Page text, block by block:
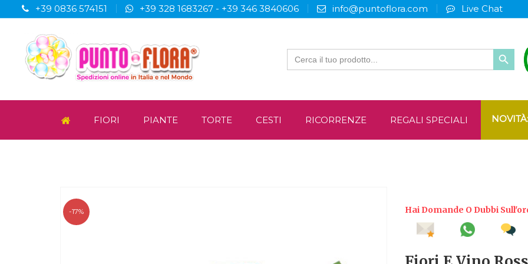
+39 0836 574151 +39 328 1683267 - +39 346 3840606 info@puntoflora.com Live Chat
Search
for:
FIORI PIANTE TORTE CESTI RICORRENZE REGALI SPECIALI
-17% Hai Domande O Dubbi